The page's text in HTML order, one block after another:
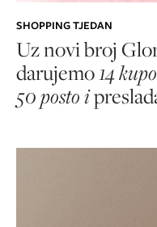
SHOPPING TJEDAN
Uz novi broj
darujemo14
50 posto i